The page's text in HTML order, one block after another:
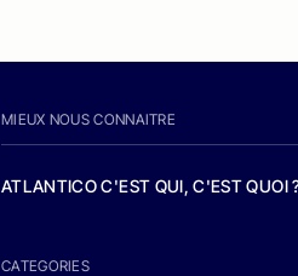
MIEUX NOUS CONNAITRE
ATLANTICO C'EST QUI, C'EST QUOI
CATEGORIES